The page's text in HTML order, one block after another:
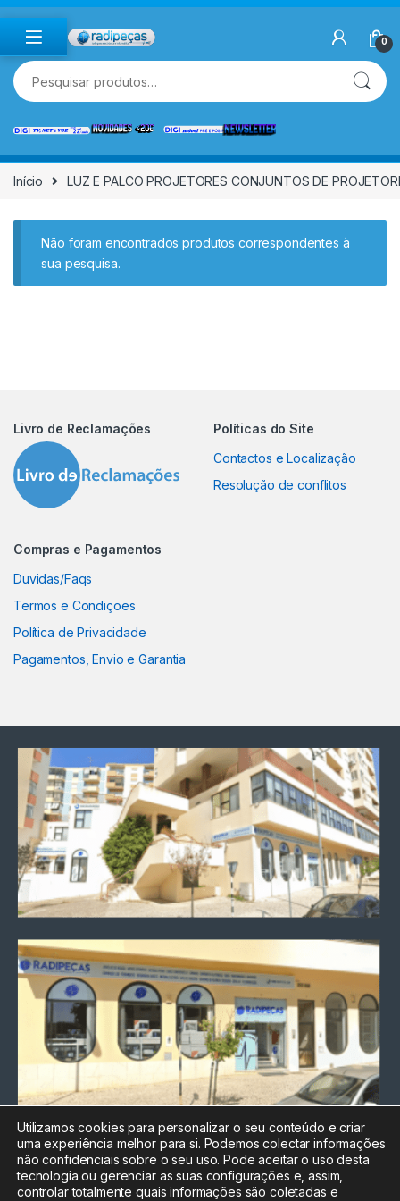
Skip to navigation
Skip to content
0
Pesquisar por:
Início LUZ E PALCO PROJETORES CONJUNTOS DE
Não foram encontrados produtos correspondentes à
sua pesquisa.
Livro de Reclamações
Políticas do Site
Contactos e Localização
Resolução de conflitos
Compras e Pagamentos
Duvidas/Faqs
Termos e Condiçoes
Política de Privacidade
Pagamentos, Envio e Garantia
Chamada para a rede fixa
nacional
Electrónica:212
Utilizamos cookies para personalizar o seu conteúdo e criar
uma experiência melhor para si. Podemos colectar informações
não confidenciais sobre o seu uso. Pode aceitar o uso desta
tecnologia ou gerenciar as suas configurações e, assim,
controlar totalmente quais informações são coletadas e